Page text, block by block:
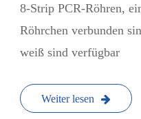
8-Strip PCR-Röhren,
Röhrchen verbunden
weiß sind verfügbar
Weiter lesen